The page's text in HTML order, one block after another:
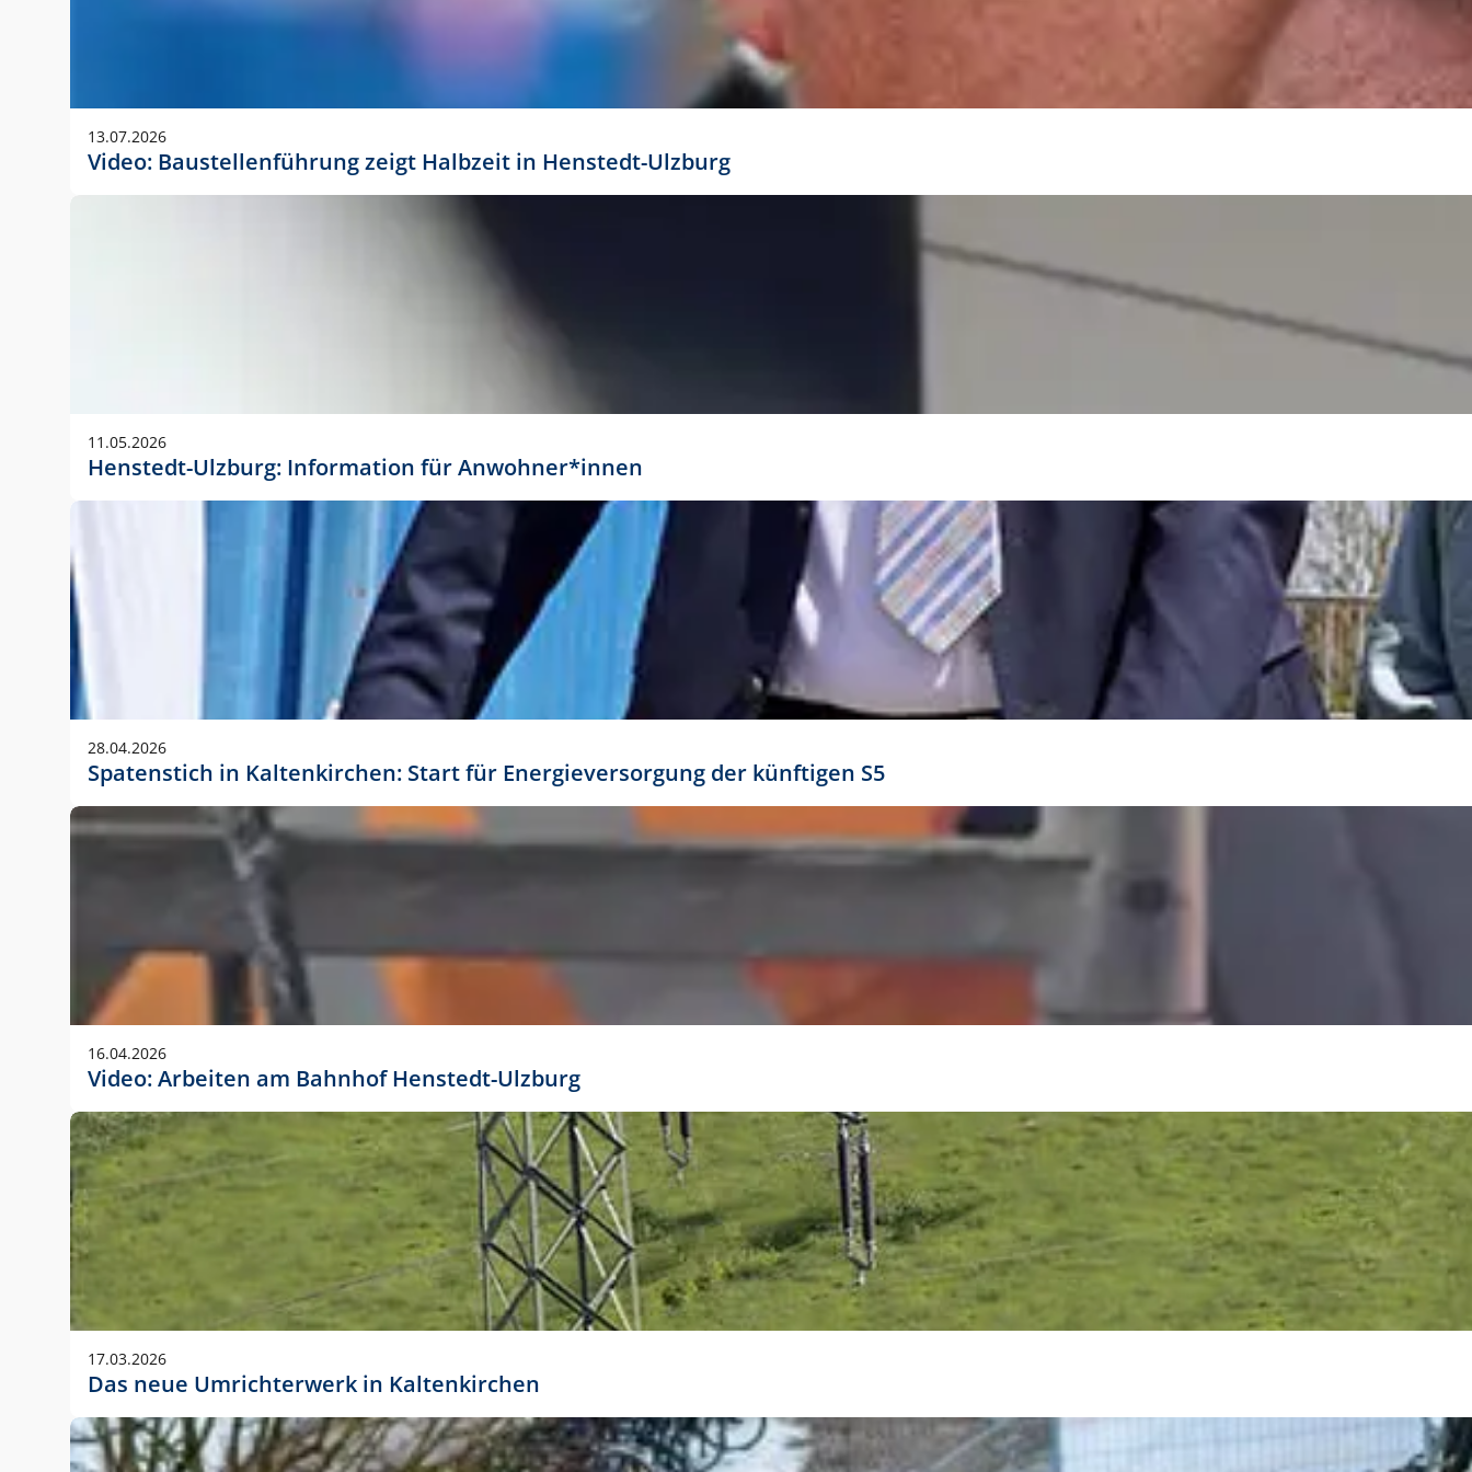
Anwendungsgröße im Layout:
Die Logohöhe beträgt 4 – 10 % der jeweiligen Formathöhe. Daraus ergeben sich für gängige Formate
folgende fest definierte Anwendungsgrößen im Layout:
DIN A3 – 15 mm hoch (5 %)
DIN A1 – 39 mm hoch (5 %)
DIN lang – 10 mm hoch (5 %)
1080 x 1080 px – 78 px hoch (7 %)
In Ausnahmefällen darf das Logo jedoch auch größer oder kleiner gesetzt werden. Dazu bedarf es jedoch
stets der vorherigen Absprache mit der Marketingabteilung.
13.07.2026
Video: Baustellenführung zeigt Halbzeit in Henstedt-Ulzburg
11.05.2026
Henstedt-Ulzburg: Information für Anwohner*innen
28.04.2026
Spatenstich in Kaltenkirchen: Start für Energieversorgung der künftigen S5
16.04.2026
Video: Arbeiten am Bahnhof Henstedt-Ulzburg
17.03.2026
Das neue Umrichterwerk in Kaltenkirchen